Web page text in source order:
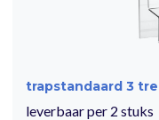
trapstandaard 3
leverbaar per 2 stuks